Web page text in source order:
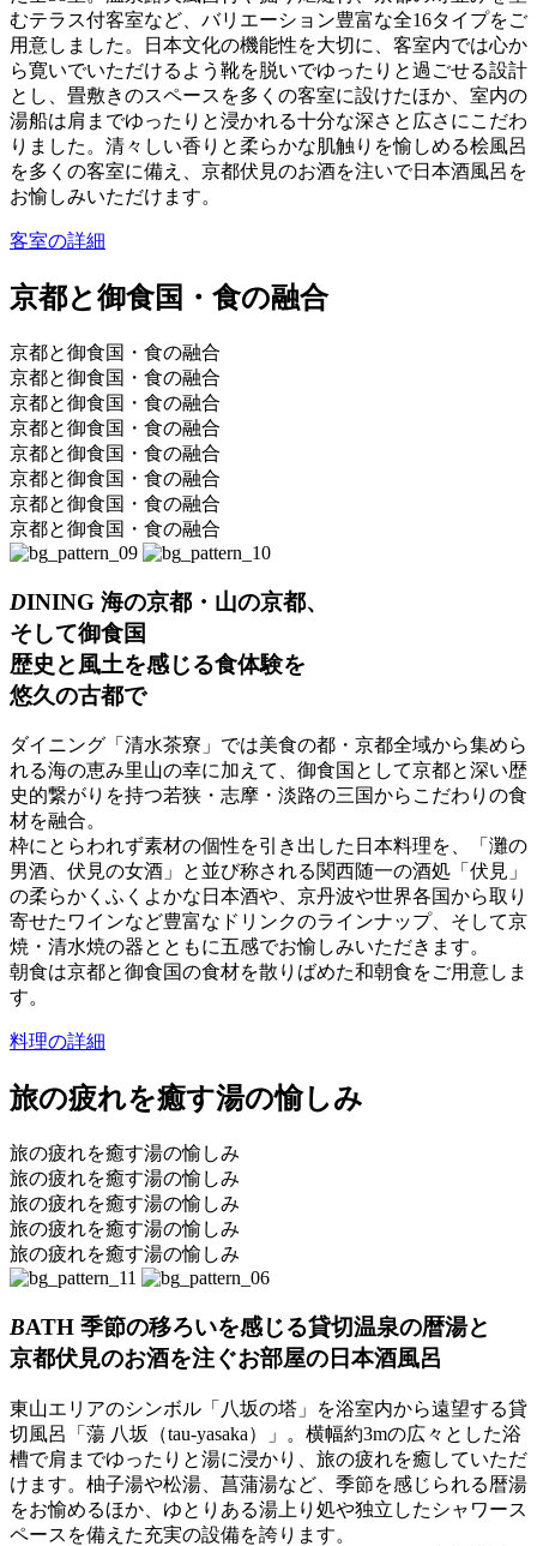
むテラス付客室など、バリエーション豊富な全16タイプをご
用意しました。日本文化の機能性を大切に、客室内では心か
ら寛いでいただけるよう靴を脱いでゆったりと過ごせる設計
とし、畳敷きのスペースを多くの客室に設けたほか、室内の
湯船は肩までゆったりと浸かれる十分な深さと広さにこだわ
りました。清々しい香りと柔らかな肌触りを愉しめる桧風呂
を多くの客室に備え、京都伏見のお酒を注いで日本酒風呂を
お愉しみいただけます。
客室の詳細
京都と御食国・ 食の融合
京都と御食国・食の融合
京都と御食国・食の融合
京都と御食国・食の融合
京都と御食国・食の融合
京都と御食国・食の融合
京都と御食国・食の融合
京都と御食国・食の融合
京都と御食国・食の融合
DINING 海の京都・ 山の京都、
そ して御食国
歴史と風土を感じる食体験を
悠久の古都で
ダイニング「清水茶寮」では美食の都・京都全域から集めら
れる海の恵み里山の幸に加えて、御食国として京都と深い歴
史的繋がりを持つ若狭・志摩・淡路の三国からこだわりの食
材を融合。
枠にとらわれず素材の個性を引き出した日本料理を、「灘の
男酒、伏見の女酒」と並び称される関西随一の酒処「伏見」
の柔らかくふくよかな日本酒や、京丹波や世界各国から取り
寄せたワインなど豊富なドリンクのラインナップ、そして京
焼・清水焼の器とともに五感でお愉しみいただきます。
朝食は京都と御食国の食材を散りばめた和朝食をご用意しま
す。
料理の詳細
旅の疲れを癒す湯の愉しみ
旅の疲れを癒す湯の愉しみ
旅の疲れを癒す湯の愉しみ
旅の疲れを癒す湯の愉しみ
旅の疲れを癒す湯の愉しみ
旅の疲れを癒す湯の愉しみ
BATH 季節の移ろいを感じる貸切温泉の暦湯と
京都伏見のお酒を注ぐお部屋の日本酒風呂
東山エリアのシンボル「八坂の塔」を浴室内から遠望する貸
切風呂「蕩 八坂（tau-yasaka）」。横幅約3mの広々とした浴
槽で肩までゆったりと湯に浸かり、旅の疲れを癒していただ
けます。柚子湯や松湯、菖蒲湯など、季節を感じられる暦湯
をお愉めるほか、ゆとりある湯上り処や独立したシャワース
ペースを備えた充実の設備を誇ります。